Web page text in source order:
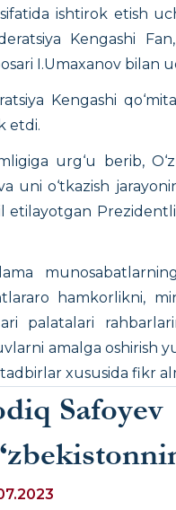
ishtirok etish
Kengashi
I.Umaxanov bilan
Kengashi
etdi.
urg‘u berib,
uni o‘tkazish
hamkorlikni,
palatalari
amalga oshirish
xususida fikr
Safoyev